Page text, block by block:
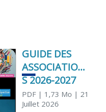
GUIDE DES
ASSOCIATION
S 2026-2027
PDF| 1,73 Mo | 21
Juillet 2026